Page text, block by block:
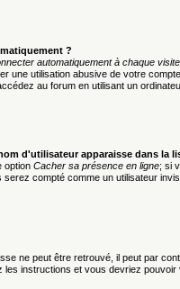
?
automatiquement à chaque visite
une utilisation abusive de votre
au forum en utilisant un
d'utilisateur apparaisse dans la
option Cacher sa présence en ligne; si
compté comme un utilisateur
ne peut être retrouvé, il peut par
les instructions et vous devriez